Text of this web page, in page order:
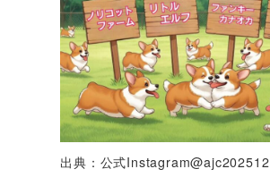
出典：公式Instagram@ajc202512